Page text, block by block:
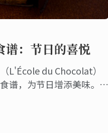
谱：节日的喜悦
L'École du Chocolat）
谱，为节日增添美味。精